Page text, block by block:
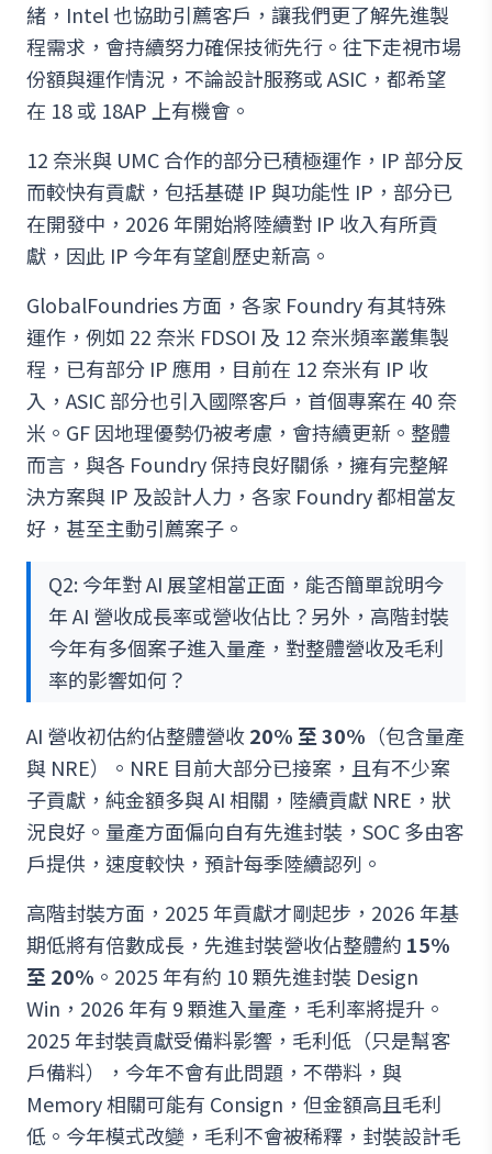
緒，Intel 也協助引薦客戶，讓我們更了解先進製
程需求，會持續努力確保技術先行。往下走視市場
份額與運作情況，不論設計服務或 ASIC，都希望
在 18 或 18AP 上有機會。
12 奈米與 UMC 合作的部分已積極運作，IP 部分反
而較快有貢獻，包括基礎 IP 與功能性 IP，部分已
在開發中，2026 年開始將陸續對 IP 收入有所貢
獻，因此 IP 今年有望創歷史新高。
GlobalFoundries 方面，各家 Foundry 有其特殊
運作，例如 22 奈米 FDSOI 及 12 奈米頻率叢集製
程，已有部分 IP 應用，目前在 12 奈米有 IP 收
入，ASIC 部分也引入國際客戶，首個專案在 40 奈
米。GF 因地理優勢仍被考慮，會持續更新。整體
而言，與各 Foundry 保持良好關係，擁有完整解
決方案與 IP 及設計人力，各家 Foundry 都相當友
好，甚至主動引薦案子。
Q2: 今年對 AI 展望相當正面，能否簡單說明今
年 AI 營收成長率或營收佔比？另外，高階封裝
今年有多個案子進入量產，對整體營收及毛利
率的影響如何？
AI 營收初估約佔整體營收20% 至 30% （包含量產
與 NRE）。NRE 目前大部分已接案，且有不少案
子貢獻，純金額多與 AI 相關，陸續貢獻 NRE，狀
況良好。量產方面偏向自有先進封裝，SOC 多由客
戶提供，速度較快，預計每季陸續認列。
高階封裝方面，2025 年貢獻才剛起步，2026 年基
期低將有倍數成長，先進封裝營收佔整體約 15%
至 20% 。2025 年有約 10 顆先進封裝 Design
Win，2026 年有 9 顆進入量產，毛利率將提升。
2025 年封裝貢獻受備料影響，毛利低（只是幫客
戶備料），今年不會有此問題，不帶料，與
Memory 相關可能有 Consign，但金額高且毛利
低。今年模式改變，毛利不會被稀釋，封裝設計毛